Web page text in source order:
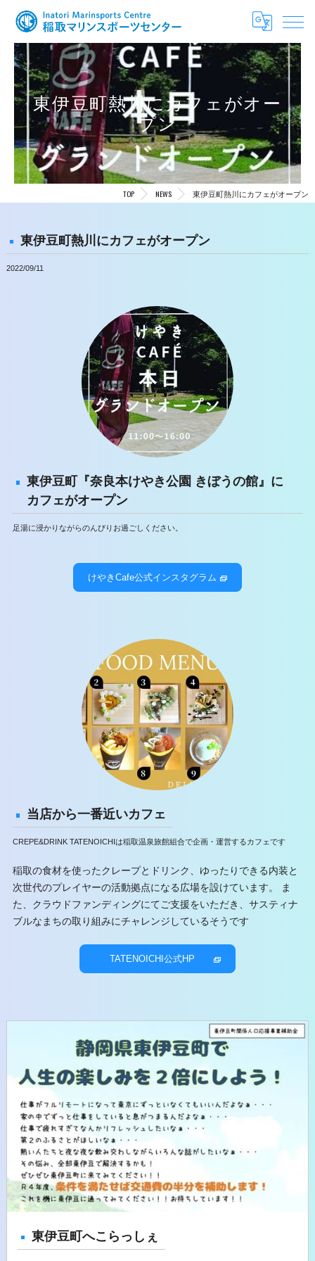
東伊豆町熱川にカフェがオー
プン
TOP NEWS 東伊豆町熱川にカフェがオープン
東伊豆町熱川にカフェがオープン
2022/09/11
東伊豆町『奈良本けやき公園 きぼうの館』に
カフェがオープン
足湯に浸かりながらのんびりお過ごしください。
けやきCafe公式インスタグラム
当店から一番近いカフェ
CREPE&DRINK TATENOICHIは稲取温泉旅館組合で企画・運営するカフェです
稲取の食材を使ったクレープとドリンク、ゆったりできる内装と
次世代のプレイヤーの活動拠点になる広場を設けています。 ま
た、クラウドファンディングにてご支援をいただき、サスティナ
ブルなまちの取り組みにチャレンジしているそうです
TATENOICHI公式HP
東伊豆町へこらっしぇ